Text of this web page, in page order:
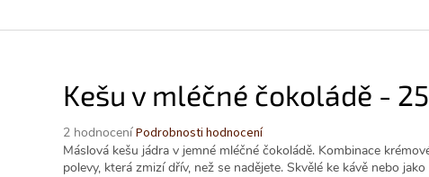
Kešu v mléčné čokoládě -
Průměrné
hodnocení
produktu
2 hodnocení Podrobnosti hodnocení
Máslová kešu jádra v jemné mléčné čokoládě. Kombinace
polevy, která zmizí dřív, než se nadějete. Skvělé ke kávě nebo